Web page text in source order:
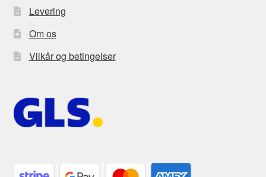
Levering
Om os
Vilkår og betingelser